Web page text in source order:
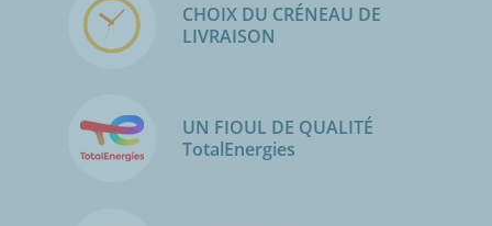
CHOIX DU CRÉNEAU DE
LIVRAISON
UN FIOUL DE QUALITÉ
TotalEnergies